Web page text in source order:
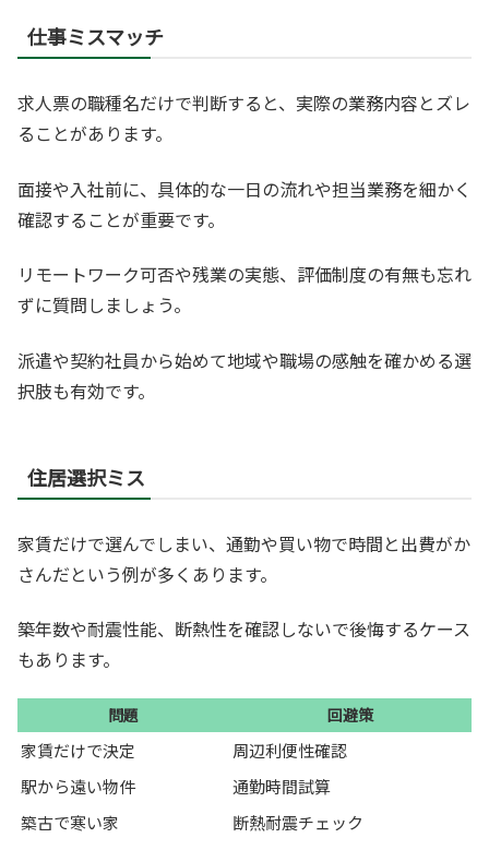
仕事ミスマッチ
求人票の職種名だけで判断すると、実際の業務内容とズレ
ることがあります。
面接や入社前に、具体的な一日の流れや担当業務を細かく
確認することが重要です。
リモートワーク可否や残業の実態、評価制度の有無も忘れ
ずに質問しましょう。
派遣や契約社員から始めて地域や職場の感触を確かめる選
択肢も有効です。
住居選択ミス
家賃だけで選んでしまい、通勤や買い物で時間と出費がか
さんだという例が多くあります。
築年数や耐震性能、断熱性を確認しないで後悔するケース
もあります。
問題 回避策
家賃だけで決定
周辺利便性確認
駅から遠い物件
通勤時間試算
築古で寒い家
断熱耐震チェック